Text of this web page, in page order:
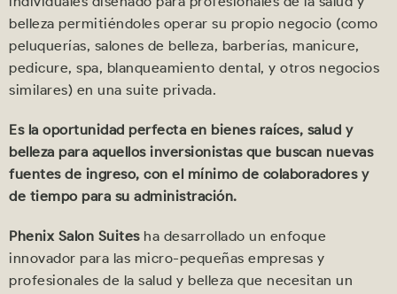
belleza permitiéndoles operar su propio negocio (como
peluquerías, salones de belleza, barberías, manicure,
pedicure, spa, blanqueamiento dental, y otros negocios
similares) en una suite privada.
Es la oportunidad perfecta en bienes raíces, salud y
belleza para aquellos inversionistas que buscan nuevas
fuentes de ingreso, con el mínimo de colaboradores y
de tiempo para su administración.
Phenix Salon Suitesha desarrollado un enfoque
innovador para las micro-pequeñas empresas y
profesionales de la salud y belleza que necesitan un